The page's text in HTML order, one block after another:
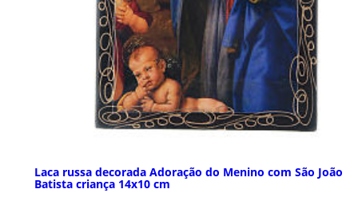
Laca russa decorada Adoração do Menino com São João
Batista criança 14x10 cm